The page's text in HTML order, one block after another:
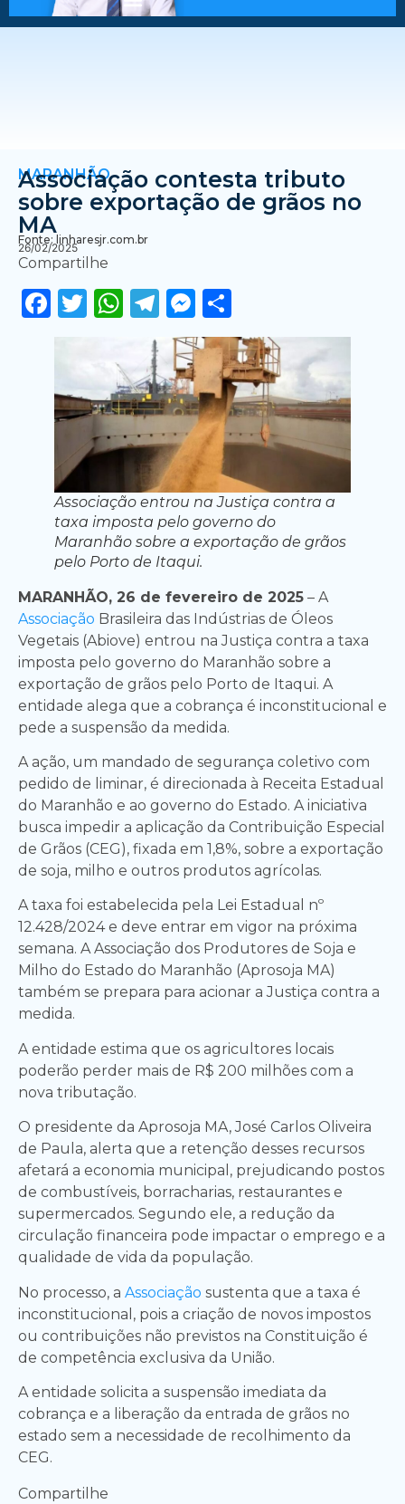
MARANHÃO
Associação contesta tributo
sobre exportação de grãos no
MA
Fonte: linharesjr.com.br
26/02/2025
Compartilhe
Facebook
Twitter
WhatsApp
Telegram
Messenger
Associação entrou na Justiça contra a
taxa imposta pelo governo do
Maranhão sobre a exportação de grãos
pelo Porto de Itaqui.
MARANHÃO, 26 de fevereiro de 2025 – A
Associação Brasileira das Indústrias de Óleos
Vegetais (Abiove) entrou na Justiça contra a taxa
imposta pelo governo do Maranhão sobre a
exportação de grãos pelo Porto de Itaqui. A
entidade alega que a cobrança é inconstitucional e
pede a suspensão da medida.
A ação, um mandado de segurança coletivo com
pedido de liminar, é direcionada à Receita Estadual
do Maranhão e ao governo do Estado. A iniciativa
busca impedir a aplicação da Contribuição Especial
de Grãos (CEG), fixada em 1,8%, sobre a exportação
de soja, milho e outros produtos agrícolas.
A taxa foi estabelecida pela Lei Estadual nº
12.428/2024 e deve entrar em vigor na próxima
semana. A Associação dos Produtores de Soja e
Milho do Estado do Maranhão (Aprosoja MA)
também se prepara para acionar a Justiça contra a
medida.
A entidade estima que os agricultores locais
poderão perder mais de R$ 200 milhões com a
nova tributação.
O presidente da Aprosoja MA, José Carlos Oliveira
de Paula, alerta que a retenção desses recursos
afetará a economia municipal, prejudicando postos
de combustíveis, borracharias, restaurantes e
supermercados. Segundo ele, a redução da
circulação financeira pode impactar o emprego e a
qualidade de vida da população.
No processo, a Associação sustenta que a taxa é
inconstitucional, pois a criação de novos impostos
ou contribuições não previstos na Constituição é
de competência exclusiva da União.
A entidade solicita a suspensão imediata da
cobrança e a liberação da entrada de grãos no
estado sem a necessidade de recolhimento da
CEG.
Compartilhe